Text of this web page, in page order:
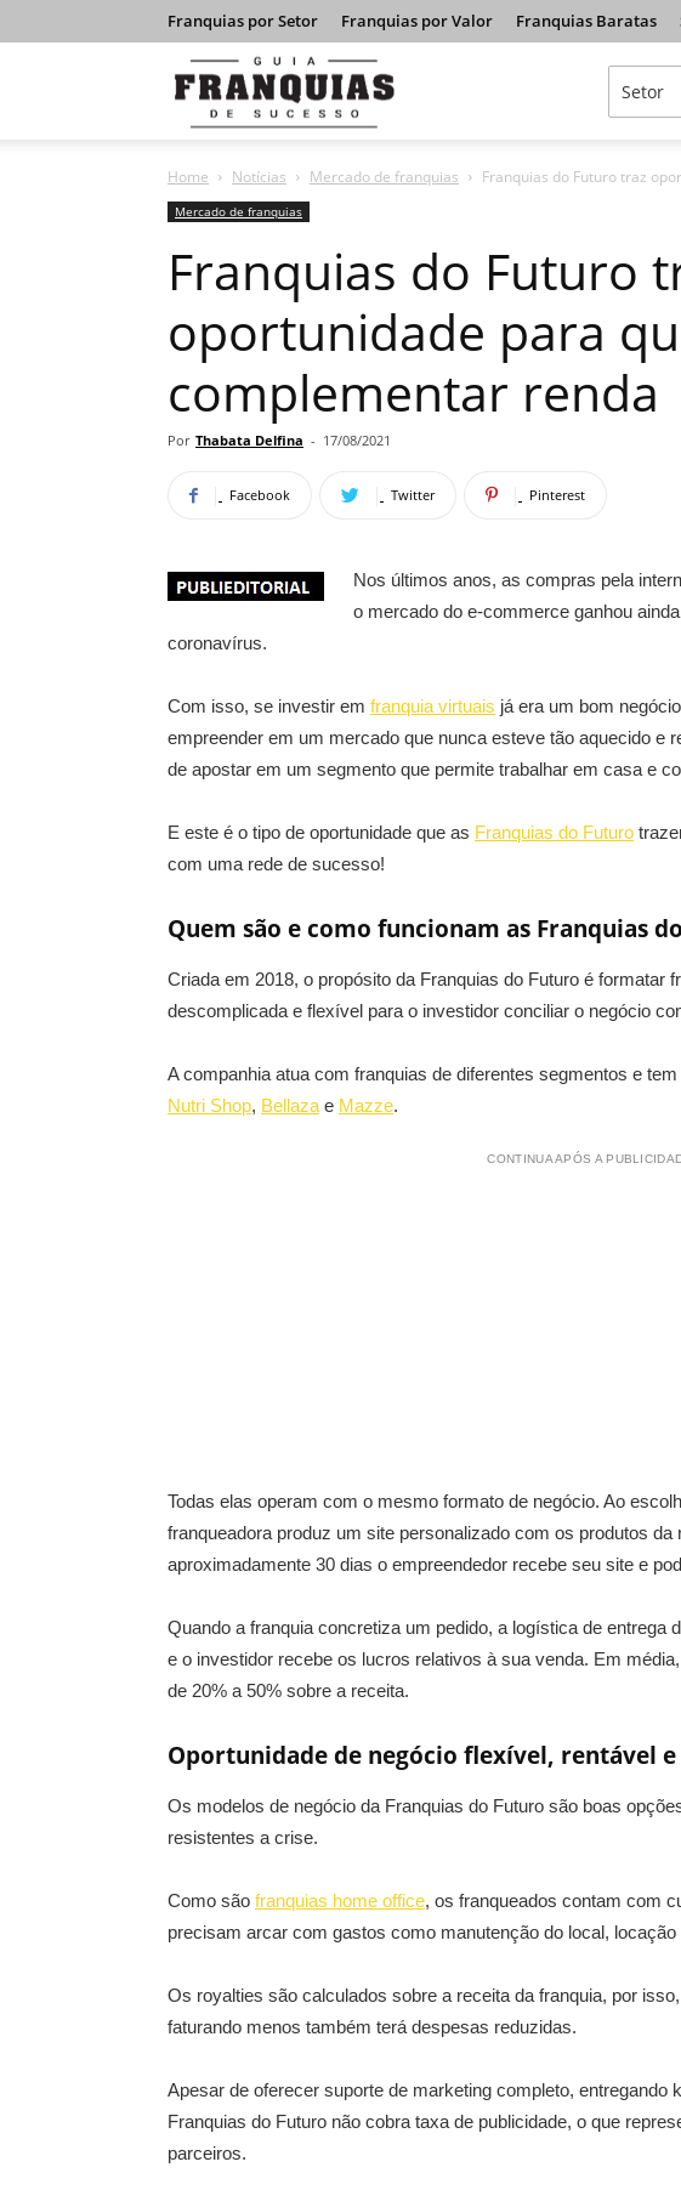
Franquias por Setor Franquias por Valor Franquias Baratas
Franquias
de
Sucesso
Home Notícias Mercado de franquias Franquias do Futuro traz
Mercado de franquias
Franquias do Futuro
oportunidade para
complementar renda
Por Thabata Delfina - 17/08/2021
Facebook Twitter Pinterest
Nos últimos anos, as compras pela
o mercado do e-commerce ganhou
coronavírus.
Com isso, se investir em franquia virtuais já era um bom
empreender em um mercado que nunca esteve tão aquecido e
de apostar em um segmento que permite trabalhar em casa e c
E este é o tipo de oportunidade que as Franquias do Futuro
com uma rede de sucesso!
Quem são e como funcionam as Franquias
Criada em 2018, o propósito da Franquias do Futuro é formatar
descomplicada e flexível para o investidor conciliar o negócio
A companhia atua com franquias de diferentes segmentos e
Nutri Shop, Bellaza e Mazze.
CONTINUA APÓS A
Todas elas operam com o mesmo formato de negócio. Ao
franqueadora produz um site personalizado com os produtos da
aproximadamente 30 dias o empreendedor recebe seu site e
Quando a franquia concretiza um pedido, a logística de entrega
e o investidor recebe os lucros relativos à sua venda. Em
de 20% a 50% sobre a receita.
Oportunidade de negócio flexível, rentável e
Os modelos de negócio da Franquias do Futuro são boas
resistentes a crise.
Como são franquias home office, os franqueados contam com
precisam arcar com gastos como manutenção do local,
Os royalties são calculados sobre a receita da franquia, por
faturando menos também terá despesas reduzidas.
Apesar de oferecer suporte de marketing completo, entregando
Franquias do Futuro não cobra taxa de publicidade, o que
parceiros.